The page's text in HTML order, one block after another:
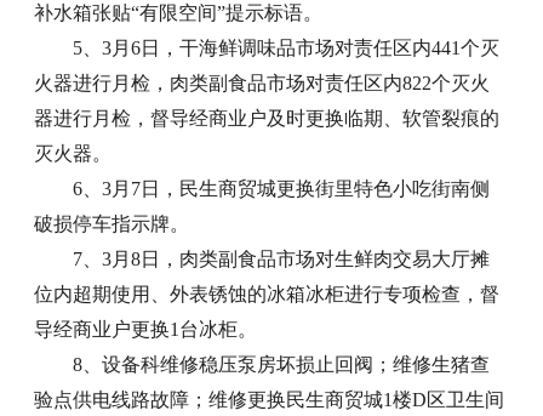
补水箱张贴“有限空间”提示标语。
5、3月6日，干海鲜调味品市场对责任区内441个灭
火器进行月检，肉类副食品市场对责任区内822个灭火
器进行月检，督导经商业户及时更换临期、软管裂痕的
灭火器。
6、3月7日，民生商贸城更换街里特色小吃街南侧
破损停车指示牌。
7、3月8日，肉类副食品市场对生鲜肉交易大厅摊
位内超期使用、外表锈蚀的冰箱冰柜进行专项检查，督
导经商业户更换1台冰柜。
8、设备科维修稳压泵房坏损止回阀；维修生猪查
验点供电线路故障；维修更换民生商贸城1楼D区卫生间